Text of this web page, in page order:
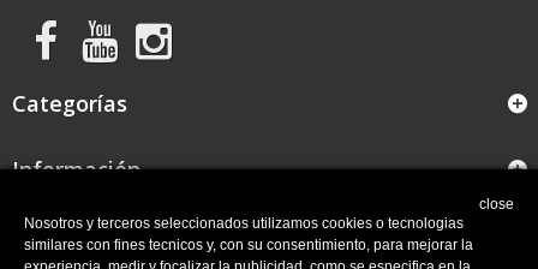
Categorías
Información
close
Nosotros y terceros seleccionados utilizamos cookies o tecnologias
similares con fines tecnicos y, con su consentimiento, para mejorar la